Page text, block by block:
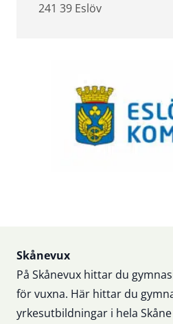
241 39 Eslöv
Sidfot
Skånevux
På Skånevux hittar du
för vuxna. Här hittar du
yrkesutbildningar i hela